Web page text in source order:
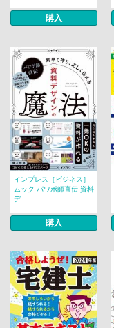
購入
インプレス［ビジネス］
ムック パワポ師直伝 資料
デ...
購入